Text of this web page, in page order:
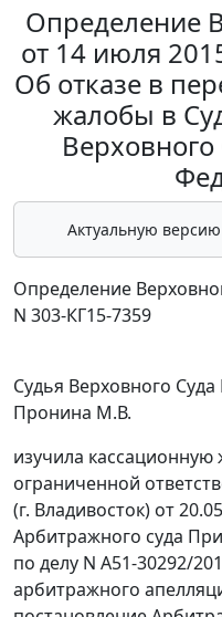
Определение
от 14 июля
Об отказе в
жалобы в
Верховного
Актуальную
Определение
N 303-КГ15-7359
Судья Верховного
Пронина М.В.
изучила
ограниченной
(г. Владивосток) от
Арбитражного суда
по делу N А51-30292/
арбитражного